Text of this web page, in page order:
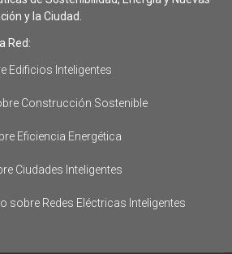
y la Ciudad.
Red:
Edificios Inteligentes
Construcción Sostenible
Eficiencia Energética
Ciudades Inteligentes
sobre Redes Eléctricas Inteligentes